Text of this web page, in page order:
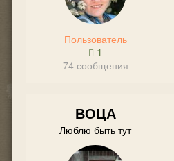
Пользователь
1
74 сообщения
ВОЦА
Люблю быть тут